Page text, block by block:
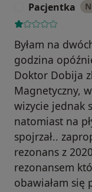
Pacjentka
Byłam na
godzina
Doktor Dobija
Magnetyczny,
wizycie jednak
natomiast na
spojrzał..
rezonans z
rezonansem
obawiałam się